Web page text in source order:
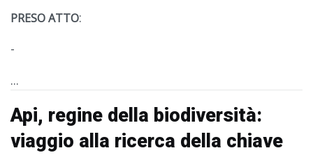
PRESO ATTO:
-
...
Api, regine della biodiversità:
viaggio alla ricerca della chiave